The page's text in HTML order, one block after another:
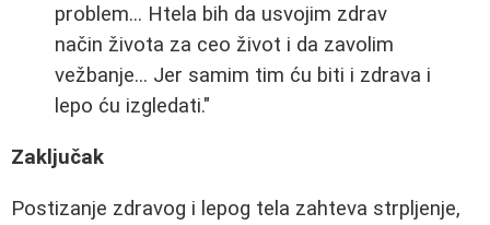
problem... Htela bih da usvojim zdrav
način života za ceo život i da zavolim
vežbanje... Jer samim tim ću biti i zdrava i
lepo ću izgledati."
Zaključak
Postizanje zdravog i lepog tela zahteva strpljenje,